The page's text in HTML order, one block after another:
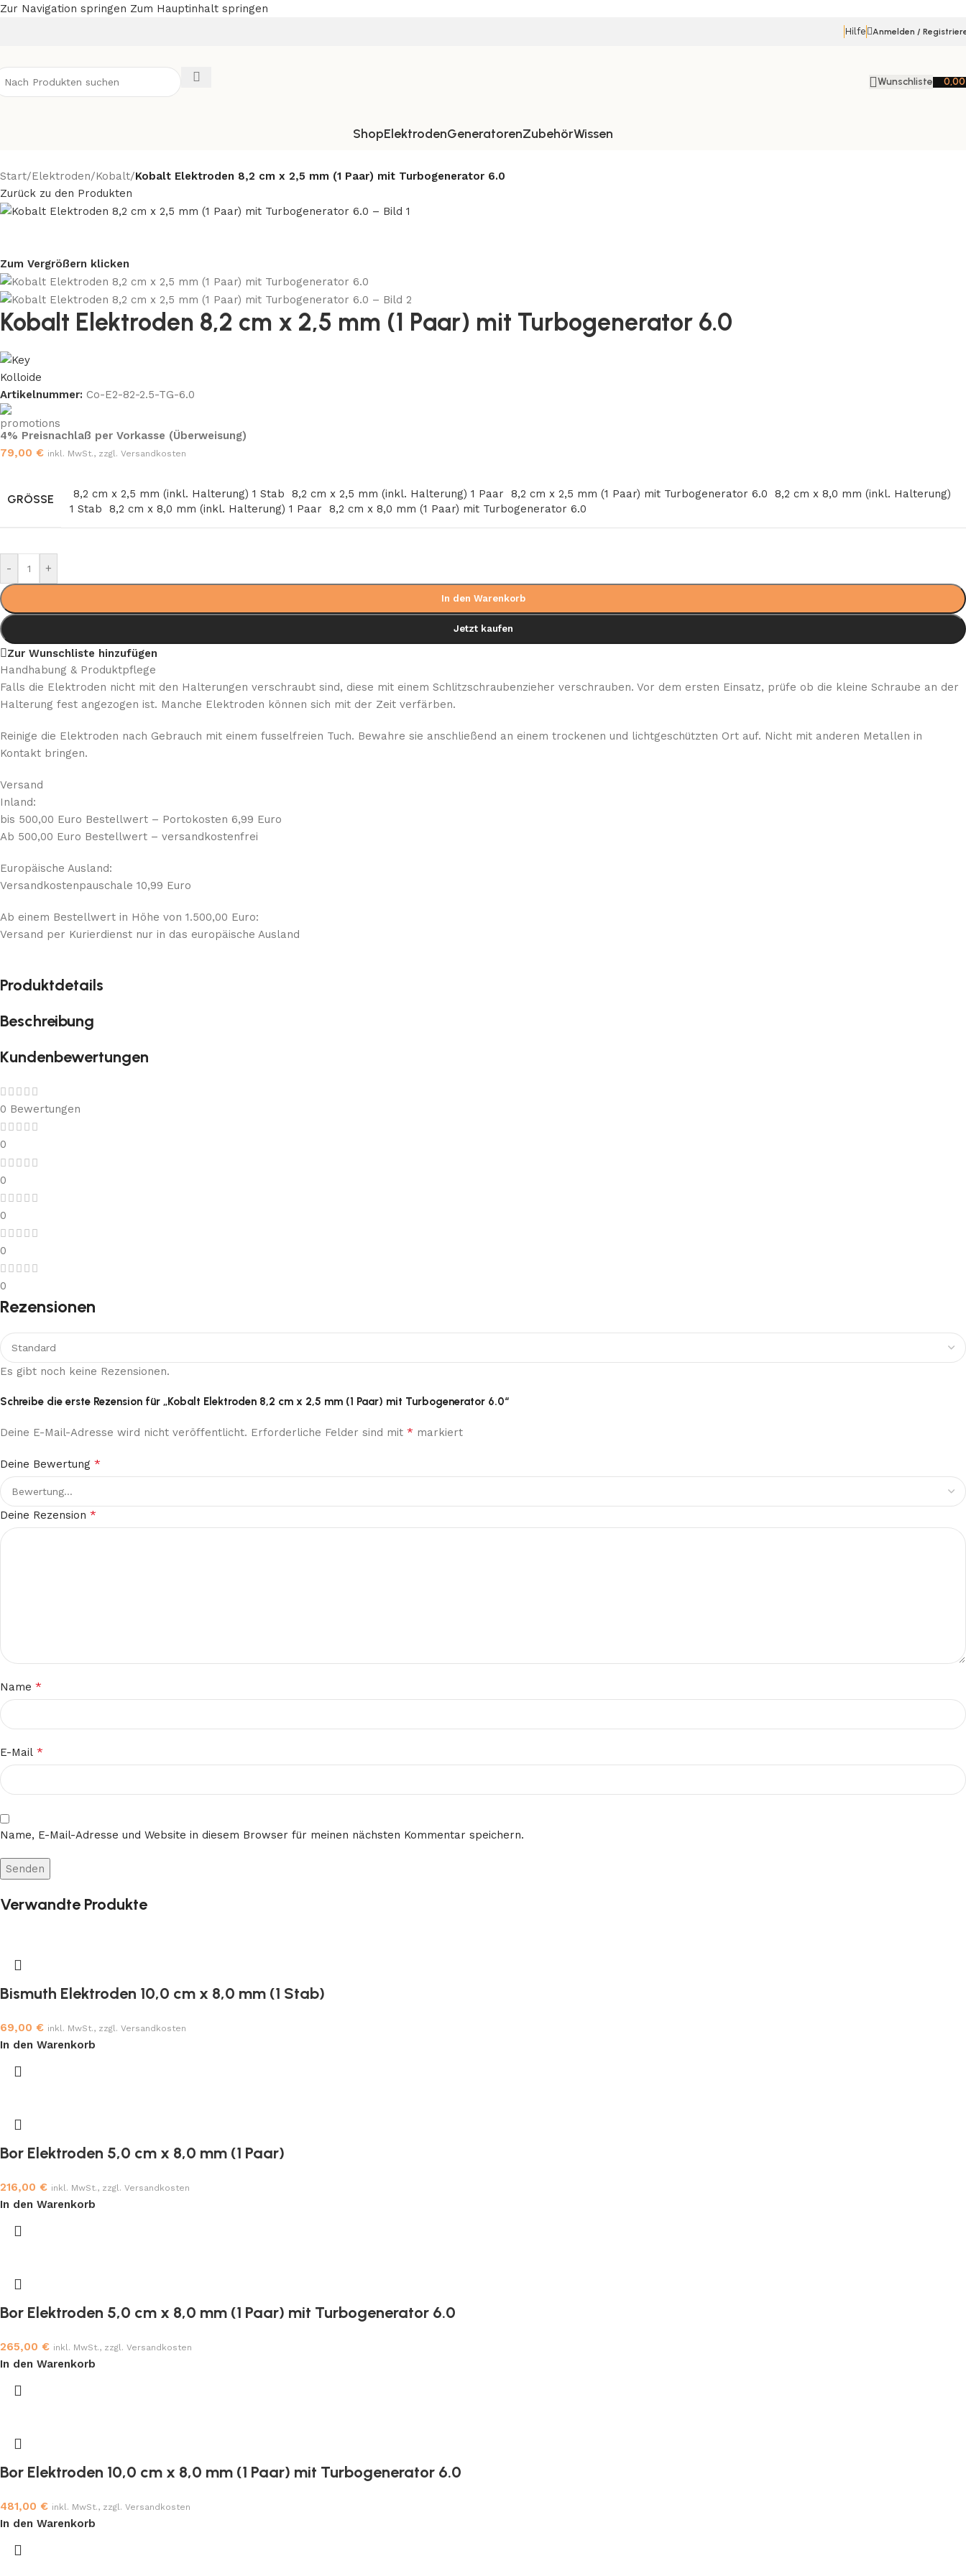
Zur Navigation springen Zum Hauptinhalt springen
Hilfe Anmelden /
Wunschliste
ShopElektrodenGeneratorenZubehörWissen
Start/Elektroden/Kobalt/Kobalt Elektroden 8,2 cm x 2,5 mm (1 Paar) mit Turbogenerator 6.0
Zurück zu den Produkten
Zum Vergrößern klicken
Kobalt Elektroden 8,2 cm x 2,5 mm (1 Paar) mit Turbogenerator 6.0
Artikelnummer: Co-E2-82-2.5-TG-6.0
4% Preisnachlaß per Vorkasse (Überweisung)
79,00 € inkl. MwSt., zzgl. Versandkosten
GRÖSSE 8,2 cm x 2,5 mm (inkl. Halterung) 1 Stab 8,2 cm x 2,5 mm (inkl. Halterung) 1 Paar 8,2 cm x 2,5 mm (1 Paar) mit Turbogenerator 6.0
8,2 cm x 8,0 mm (inkl. Halterung)
1 Stab
8,2 cm x 8,0 mm (inkl. Halterung) 1 Paar 8,2 cm x 8,0 mm (1 Paar) mit Turbogenerator 6.0
- +
In den Warenkorb
Jetzt kaufen
Zur Wunschliste hinzufügen
Handhabung & Produktpflege
Falls die Elektroden nicht mit den Halterungen verschraubt sind, diese mit einem Schlitzschraubenzieher verschrauben. Vor dem ersten Einsatz, prüfe ob die kleine Schraube an der
Halterung fest angezogen ist. Manche Elektroden können sich mit der Zeit verfärben.
Reinige die Elektroden nach Gebrauch mit einem fusselfreien Tuch. Bewahre sie anschließend an einem trockenen und lichtgeschützten Ort auf. Nicht mit anderen Metallen in
Kontakt bringen.
Versand
Inland:
bis 500,00 Euro Bestellwert – Portokosten 6,99 Euro
Ab 500,00 Euro Bestellwert – versandkostenfrei
Europäische Ausland:
Versandkostenpauschale 10,99 Euro
Ab einem Bestellwert in Höhe von 1.500,00 Euro:
Versand per Kurierdienst nur in das europäische Ausland
Produktdetails
Beschreibung
Kundenbewertungen
0 Bewertungen
0
0
0
0
0
Rezensionen
Es gibt noch keine Rezensionen.
Schreibe die erste Rezension für „Kobalt Elektroden 8,2 cm x 2,5 mm (1 Paar) mit Turbogenerator 6.0“
Deine E-Mail-Adresse wird nicht veröffentlicht. Erforderliche Felder sind mit * markiert
Deine Bewertung *
Deine Rezension *
Name *
E-Mail *
Name, E-Mail-Adresse und Website in diesem Browser für meinen nächsten Kommentar speichern.
Verwandte Produkte
Bismuth Elektroden 10,0 cm x 8,0 mm (1 Stab)
69,00 € inkl. MwSt., zzgl. Versandkosten
In den Warenkorb
Bor Elektroden 5,0 cm x 8,0 mm (1 Paar)
216,00 € inkl. MwSt., zzgl. Versandkosten
In den Warenkorb
Bor Elektroden 5,0 cm x 8,0 mm (1 Paar) mit Turbogenerator 6.0
265,00 € inkl. MwSt., zzgl. Versandkosten
In den Warenkorb
Bor Elektroden 10,0 cm x 8,0 mm (1 Paar) mit Turbogenerator 6.0
481,00 € inkl. MwSt., zzgl. Versandkosten
In den Warenkorb